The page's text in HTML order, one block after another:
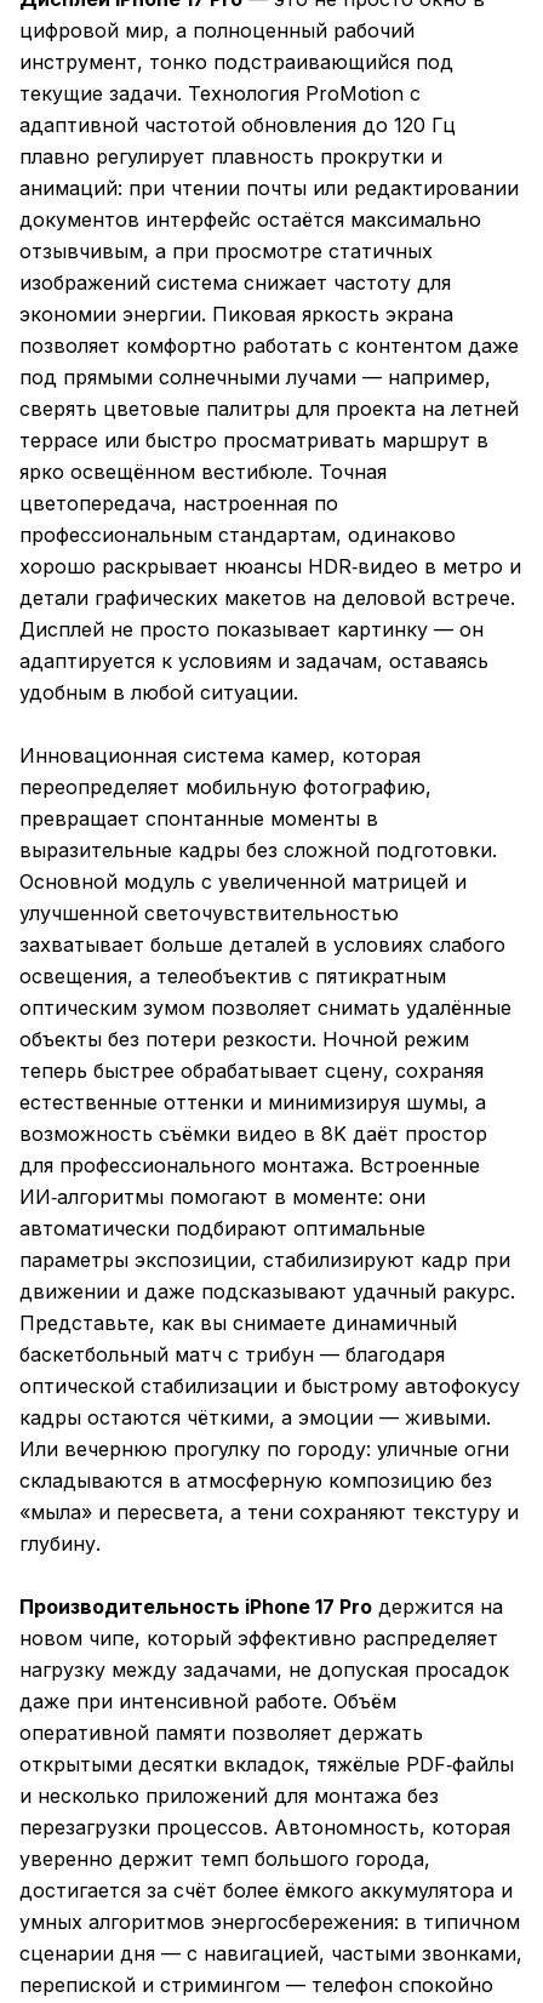
цифровой мир, а полноценный рабочий
инструмент, тонко подстраивающийся под
текущие задачи. Технология ProMotion с
адаптивной частотой обновления до 120 Гц
плавно регулирует плавность прокрутки и
анимаций: при чтении почты или редактировании
документов интерфейс остаётся максимально
отзывчивым, а при просмотре статичных
изображений система снижает частоту для
экономии энергии. Пиковая яркость экрана
позволяет комфортно работать с контентом даже
под прямыми солнечными лучами — например,
сверять цветовые палитры для проекта на летней
террасе или быстро просматривать маршрут в
ярко освещённом вестибюле. Точная
цветопередача, настроенная по
профессиональным стандартам, одинаково
хорошо раскрывает нюансы HDR‑видео в метро и
детали графических макетов на деловой встрече.
Дисплей не просто показывает картинку — он
адаптируется к условиям и задачам, оставаясь
удобным в любой ситуации.
Инновационная система камер, которая
переопределяет мобильную фотографию,
превращает спонтанные моменты в
выразительные кадры без сложной подготовки.
Основной модуль с увеличенной матрицей и
улучшенной светочувствительностью
захватывает больше деталей в условиях слабого
освещения, а телеобъектив с пятикратным
оптическим зумом позволяет снимать удалённые
объекты без потери резкости. Ночной режим
теперь быстрее обрабатывает сцену, сохраняя
естественные оттенки и минимизируя шумы, а
возможность съёмки видео в 8K даёт простор
для профессионального монтажа. Встроенные
ИИ‑алгоритмы помогают в моменте: они
автоматически подбирают оптимальные
параметры экспозиции, стабилизируют кадр при
движении и даже подсказывают удачный ракурс.
Представьте, как вы снимаете динамичный
баскетбольный матч с трибун — благодаря
оптической стабилизации и быстрому автофокусу
кадры остаются чёткими, а эмоции — живыми.
Или вечернюю прогулку по городу: уличные огни
складываются в атмосферную композицию без
«мыла» и пересвета, а тени сохраняют текстуру и
глубину.
Производительность iPhone 17 Pro держится на
новом чипе, который эффективно распределяет
нагрузку между задачами, не допуская просадок
даже при интенсивной работе. Объём
оперативной памяти позволяет держать
открытыми десятки вкладок, тяжёлые PDF‑файлы
и несколько приложений для монтажа без
перезагрузки процессов. Автономность, которая
уверенно держит темп большого города,
достигается за счёт более ёмкого аккумулятора и
умных алгоритмов энергосбережения: в типичном
сценарии дня — с навигацией, частыми звонками,
перепиской и стримингом — телефон спокойно